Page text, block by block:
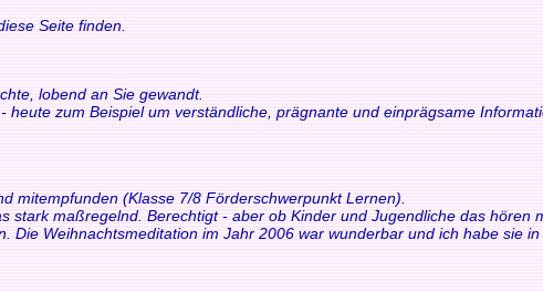
Seite finden.
lobend an Sie gewandt.
zum Beispiel um verständliche, prägnante und einprägsame
mitempfunden (Klasse 7/8 Förderschwerpunkt Lernen).
maßregelnd. Berechtigt - aber ob Kinder und Jugendliche das hören
Weihnachtsmeditation im Jahr 2006 war wunderbar und ich habe sie